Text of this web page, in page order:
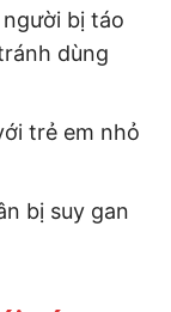
bị táo
dùng
trẻ em nhỏ
bị suy gan